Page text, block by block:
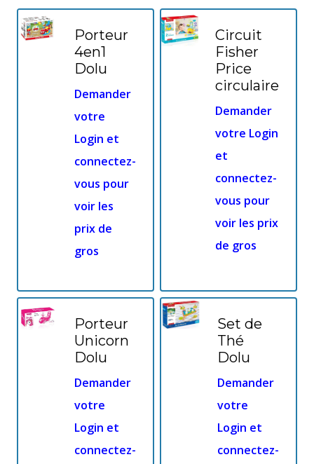
Porteur
4en1
Dolu
Demander
votre
Login et
connectez-
vous pour
voir les
prix de
gros
Circuit
Fisher
Price
circulaire
Demander
votre Login
et
connectez-
vous pour
voir les prix
de gros
Porteur
Unicorn
Dolu
Demander
votre
Login et
connectez-
Set de
Thé
Dolu
Demander
votre
Login et
connectez-